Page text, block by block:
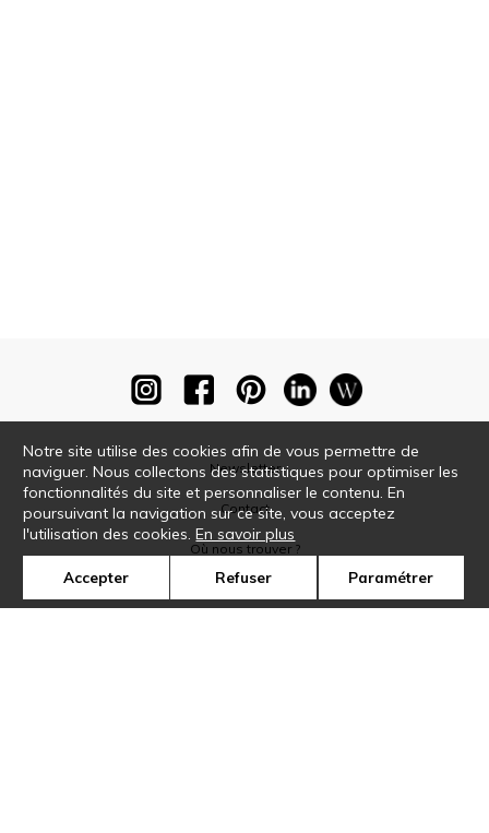
Newsletter
Contact
Où nous trouver ?
Notre site utilise des cookies afin de vous permettre de
naviguer. Nous collectons des statistiques pour optimiser les
fonctionnalités du site et personnaliser le contenu. En
poursuivant la navigation sur ce site, vous acceptez
l'utilisation des cookies.En savoir plus
Accepter Refuser Paramétrer